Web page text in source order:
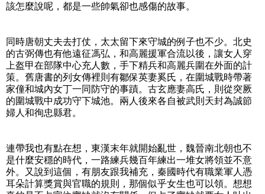
該怎麼說呢，都是一些帥氣卻也感傷的故事。
同時唐朝丈夫去打仗，太太留下來守城的例子也不少。北史
的古弼傳也有他遠征馮弘，和高麗援軍合流以後，讓女人穿
上盔甲在部隊中心充人數，手下精兵和高麗兵圍在外面的計
策。舊唐書的列女傳裡則有鄒保英妻奚氏，在圍城戰時帶著
家僮和城內女丁一同防守的事蹟。古玄應妻高氏，則從突厥
的圍城戰中成功守下城池。兩人後來各自被武則天封為誠節
婦人和徇忠縣君。
連帶我也有點在想，東漢末年就開始亂世，魏晉南北朝也不
是什麼安穩的時代，一路練兵幾百年練出一堆女將領並不意
外。又說到這個，有朋友跟我補充，秦國時代有職業軍人憑
耳朵計算獎賞與官職的規則，那個似乎女生也可以領。想想